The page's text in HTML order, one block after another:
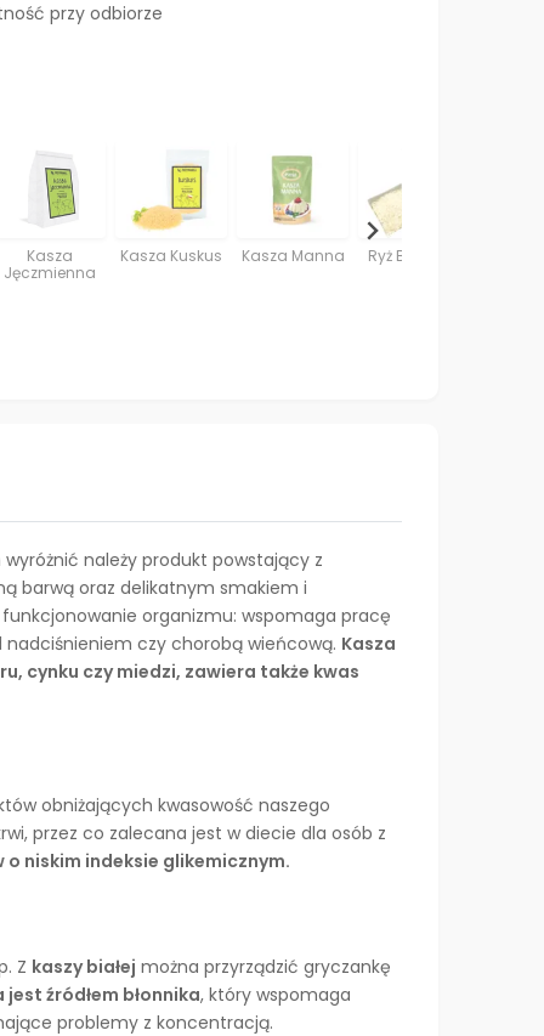
przy odbiorze
Kasza
Jęczmienna
Kasza Kuskus Kasza Manna Ryż Basmati
wyróżnić należy produkt powstający z
barwą oraz delikatnym smakiem i
organizmu: wspomaga pracę
nadciśnieniem czy chorobą wieńcową. Kasza
cynku czy miedzi, zawiera także kwas
obniżających kwasowość naszego
przez co zalecana jest w diecie dla osób z
niskim indeksie glikemicznym.
Z kaszy białej można przyrządzić gryczankę
źródłem błonnika, który wspomaga
problemy z koncentracją.